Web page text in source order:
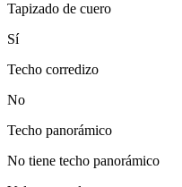
Tapizado de cuero
Sí
Techo corredizo
No
Techo panorámico
No tiene techo panorámico